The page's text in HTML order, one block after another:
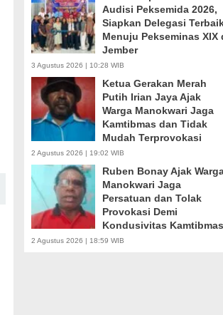
Audisi Peksemida 2026,
Siapkan Delegasi
Menuju Pekseminas XIX
Jember
3 Agustus 2026 | 10:28 WIB
Ketua Gerakan Merah
Putih Irian Jaya Ajak
Warga Manokwari Jaga
Kamtibmas dan Tidak
Mudah Terprovokasi
2 Agustus 2026 | 19:02 WIB
Ruben Bonay Ajak
Manokwari Jaga
Persatuan dan Tolak
Provokasi Demi
Kondusivitas Kamtibmas
2 Agustus 2026 | 18:59 WIB